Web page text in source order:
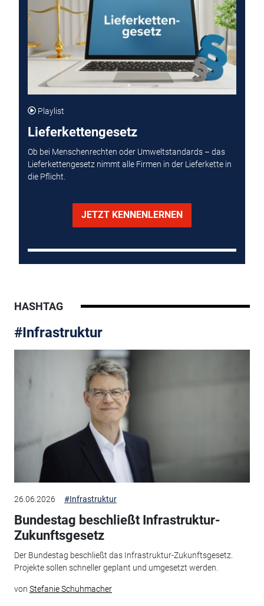
Playlist
Lieferkettengesetz
Ob bei Menschenrechten oder Umweltstandards – das
Lieferkettengesetz nimmt alle Firmen in der Lieferkette in
die Pflicht.
JETZT KENNENLERNEN
HASHTAG
#Infrastruktur
26.06.2026 #Infrastruktur
Bundestag beschließt Infrastruktur-
Zukunftsgesetz
Der Bundestag beschließt das Infrastruktur-Zukunftsgesetz.
Projekte sollen schneller geplant und umgesetzt werden.
von Stefanie Schuhmacher